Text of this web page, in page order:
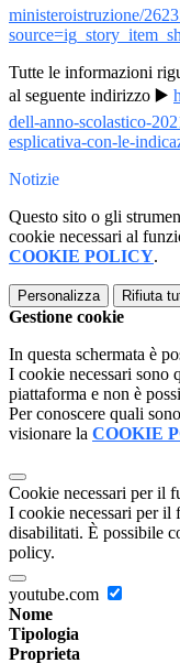
ministeroistruzione/
Tutte le informazioni
al seguente indirizzo ▶️
dell-anno-scolastico-
esplicativa-con-le-
Notizie
Questo sito o gli
cookie necessari al
COOKIE POLICY.
Personalizza Rifiuta
Gestione cookie
In questa schermata è
I cookie necessari sono
piattaforma e non è
Per conoscere quali
visionare la COOKIE
Cookie necessari per il
I cookie necessari per il
disabilitati. È possibile
policy.
youtube.com
Nome
Tipologia
Proprieta